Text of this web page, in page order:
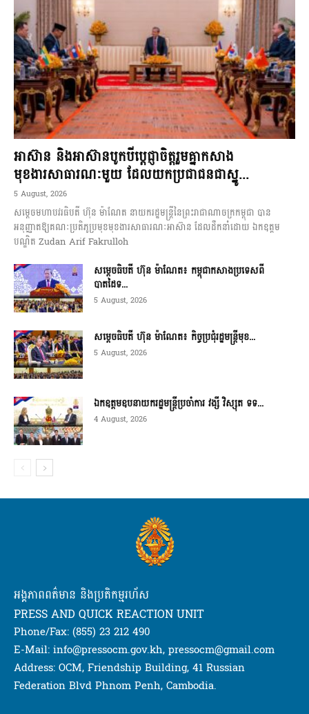
អាស៊ាន និងអាស៊ានបូកបីប្តេជ្ញាចិត្តរួមគ្នាកសាង
មុខងារសាធារណៈមួយ ដែលយកប្រជាជនជាស្នូ...
5 August, 2026
សម្តេចមហាបវរធិបតី ហ៊ុន ម៉ាណែត នាយករដ្ឋមន្ត្រីនៃព្រះរាជាណាចក្រកម្ពុជា បាន
អនុញ្ញាតឱ្យគណៈប្រតិភូប្រមុខមុខងារសាធារណៈអាស៊ាន ដែលដឹកនាំដោយ ឯកឧត្តម
បណ្ឌិត Zudan Arif Fakrulloh
សម្ដេចធិបតី ហ៊ុន ម៉ាណែត៖ កម្ពុជាកសាងប្រទេសពី
បាតដៃទ...
5 August, 2026
សម្ដេចធិបតី ហ៊ុន ម៉ាណែត៖ កិច្ចប្រជុំរដ្ឋមន្ត្រីមុខ...
5 August, 2026
ឯកឧត្តមឧបនាយករដ្ឋមន្ត្រីប្រចាំការ វង្សី វិស្សុត ទទ...
4 August, 2026
អង្គភាពពត៌មាន និងប្រតិកម្មរហ័ស
PRESS AND QUICK REACTION UNIT
Phone/Fax: (855) 23 212 490
E-Mail: info@pressocm.gov.kh, pressocm@gmail.com
Address: OCM, Friendship Building, 41 Russian
Federation Blvd Phnom Penh, Cambodia.